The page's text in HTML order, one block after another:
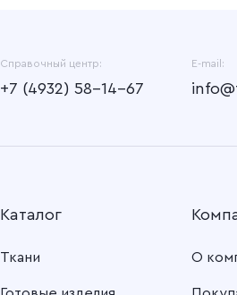
Справочный центр:
+7 (4932) 58-14-67
E-mail:
Каталог
Ткани О